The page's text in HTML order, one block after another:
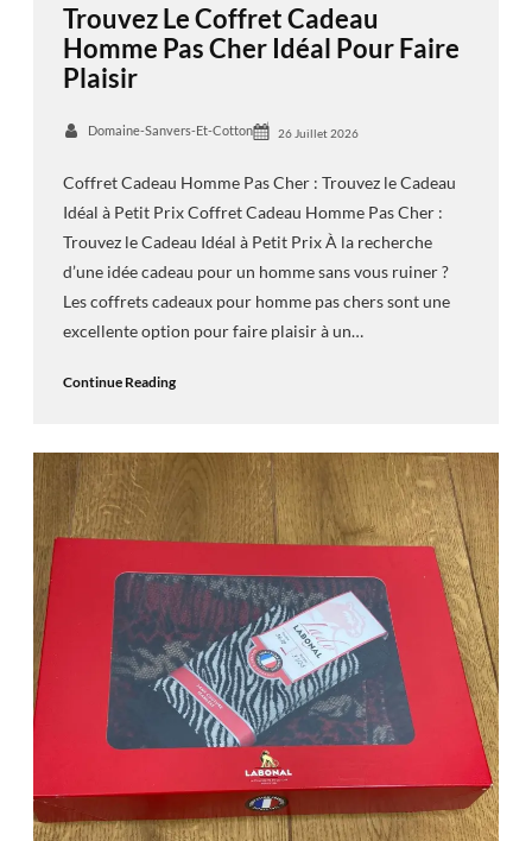
Trouvez Le Coffret Cadeau
Homme Pas Cher Idéal Pour Faire
Plaisir
Domaine-Sanvers-Et-Cotton 26 Juillet 2026
Coffret Cadeau Homme Pas Cher : Trouvez le Cadeau
Idéal à Petit Prix Coffret Cadeau Homme Pas Cher :
Trouvez le Cadeau Idéal à Petit Prix À la recherche
d’une idée cadeau pour un homme sans vous ruiner ?
Les coffrets cadeaux pour homme pas chers sont une
excellente option pour faire plaisir à un…
Continue Reading